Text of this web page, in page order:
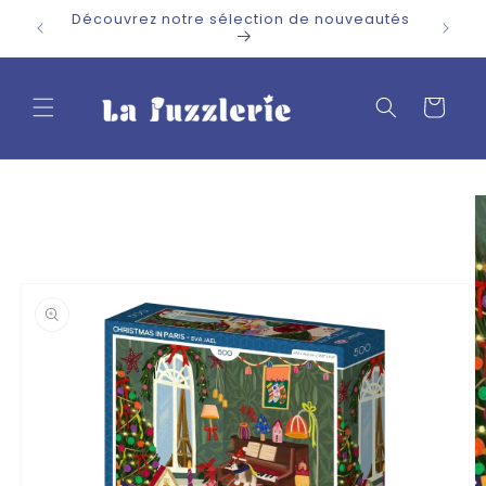
passer
contenu
Découvrez notre sélection de nouveautés
Panier